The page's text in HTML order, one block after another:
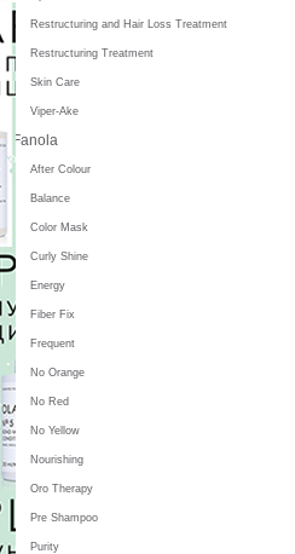
Restructuring and Hair Loss Treatment
Restructuring Treatment
Skin Care
Viper-Ake
Fanola
After Colour
Balance
Color Mask
Curly Shine
Energy
Fiber Fix
Frequent
No Orange
No Red
No Yellow
Nourishing
Oro Therapy
Pre Shampoo
Purity